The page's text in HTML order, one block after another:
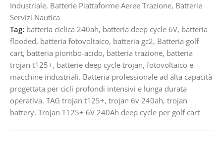
Industriale, Batterie Piattaforme Aeree Trazione, Batterie
Servizi Nautica
Tag: batteria ciclica 240ah, batteria deep cycle 6V, batteria
flooded, batteria fotovoltaico, batteria gc2, Batteria golf
cart, batteria piombo-acido, batteria trazione, batteria
trojan t125+, batterie deep cycle trojan, fotovoltaico e
macchine industriali. Batteria professionale ad alta capacità
progettata per cicli profondi intensivi e lunga durata
operativa. TAG trojan t125+, trojan 6v 240ah, trojan
battery, Trojan T125+ 6V 240Ah deep cycle per golf cart